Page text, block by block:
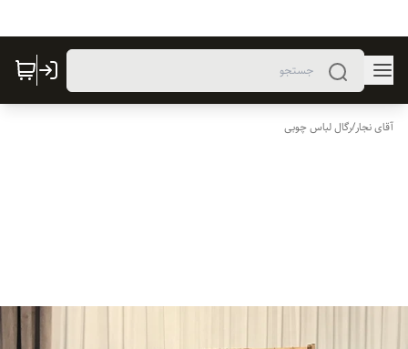
آقای نجار/رگال لباس چوبی